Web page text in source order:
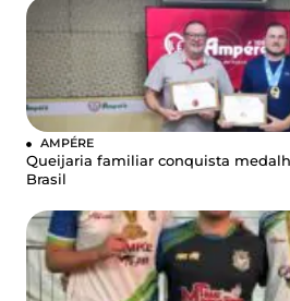
AMPÉRE
Queijaria familiar conquista
Brasil